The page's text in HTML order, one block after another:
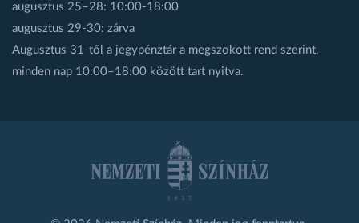
augusztus 25–28: 10:00-18:00
augusztus 29-30: zárva
Augusztus 31-től a jegypénztár a megszokott rend szerint,
minden nap 10:00–18:00 között tart nyitva.